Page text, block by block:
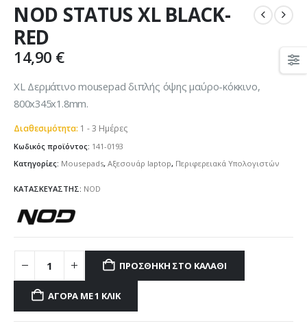
NOD STATUS XL BLACK-
RED
14,90 €
XL Δερμάτινο mousepad διπλής όψης μαύρο-κόκκινο,
800x345x1.8mm.
Διαθεσιμότητα: 1 - 3 Ημέρες
Κωδικός προϊόντος: 141-0193
Κατηγορίες: Mousepads, Αξεσουάρ laptop, Περιφερειακά Υπολογιστών
ΚΑΤΑΣΚΕΥΑΣΤΗΣ: NOD
ΠΡΟΣΘΉΚΗ ΣΤΟ ΚΑΛΆΘΙ
ΑΓΟΡΆ ΜΕ 1 ΚΛΙΚ